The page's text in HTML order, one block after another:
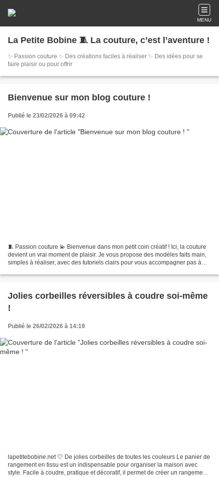
MENU
La Petite Bobine 🧵 La couture, c’est l’aventure !
✨ Passion couture ✨ Des créations faciles à réaliser ✨ Des idées pour se
faire plaisir ou pour offrir
Bienvenue sur mon blog couture !
Publié le 23/02/2026 à 09:42
🧵 Passion couture 💫 Bienvenue dans mon petit coin créatif ! Ici, la couture
devient un vrai moment de plaisir. Je vous propose des modèles faits main,
simples à réaliser, avec des tutoriels clairs pour vous accompagner pas à
Jolies corbeilles réversibles à coudre soi-même
!
Publié le 26/02/2026 à 14:19
lapetitebobine.net 🤍 De jolies corbeilles de toutes les couleurs Le panier de
rangement en tissu est un indispensable pour organiser la maison avec
style. Facile à coudre, pratique et décoratif, il permet de créer un rangement